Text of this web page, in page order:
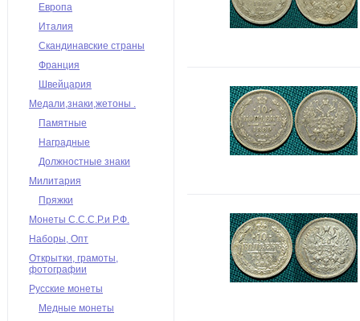
Европа
Италия
Скандинавские страны
Франция
Швейцария
Медали,знаки,жетоны .
Памятные
Наградные
Должностные знаки
Милитария
Пряжки
Монеты С.С.С.Р.и Р.Ф.
Наборы, Опт
Открытки, грамоты,
фотографии
Русские монеты
Медные монеты